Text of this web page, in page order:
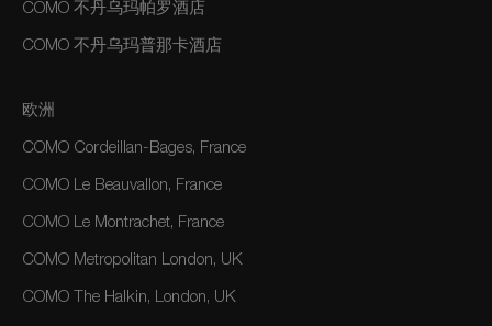
COMO 不丹乌玛帕罗酒店
COMO 不丹乌玛普那卡酒店
欧洲
COMO Cordeillan-Bages, France
COMO Le Beauvallon, France
COMO Le Montrachet, France
COMO Metropolitan London, UK
COMO The Halkin, London, UK